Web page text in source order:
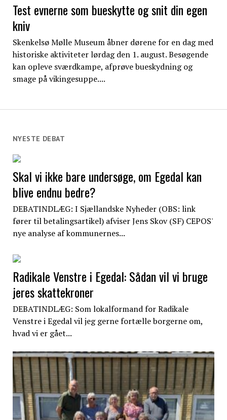
Test evnerne som bueskytte og snit din egen
kniv
Skenkelsø Mølle Museum åbner dørene for en dag med
historiske aktiviteter lørdag den 1. august. Besøgende
kan opleve sværdkampe, afprøve bueskydning og
smage på vikingesuppe....
NYESTE DEBAT
Skal vi ikke bare undersøge, om Egedal kan
blive endnu bedre?
DEBATINDLÆG: I Sjællandske Nyheder (OBS: link
fører til betalingsartikel) afviser Jens Skov (SF) CEPOS'
nye analyse af kommunernes...
Radikale Venstre i Egedal: Sådan vil vi bruge
jeres skattekroner
DEBATINDLÆG: Som lokalformand for Radikale
Venstre i Egedal vil jeg gerne fortælle borgerne om,
hvad vi er gået...